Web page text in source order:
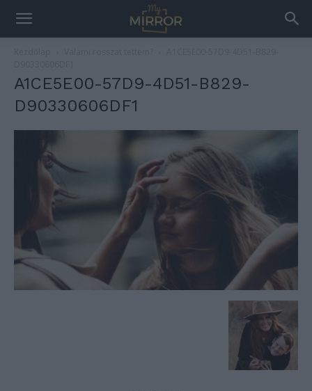
A1CE5E00-57D9-4D51-B829-
D90330606DF1